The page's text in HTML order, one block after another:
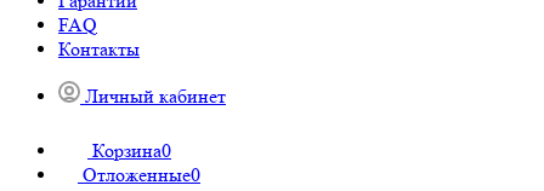
FAQ
Контакты
Личный кабинет
Корзина0
Отложенные0